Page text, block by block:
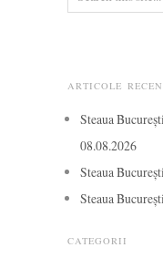
ARTICOLE
Steaua
08.08.2026
Steaua
Steaua
CATEGORII